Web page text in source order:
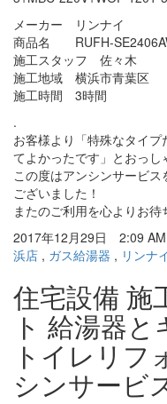
メーカー リンナイ
商品名 RUFH-
施工スタッフ 佐々木
施工地域 横浜市青葉区
施工時間 3時間
.
お客様より「特殊なタイ
てよかったです」とおっし
この度はアンシンサービ
ございました！
またのご利用を心よりお
2017年12月29日 2:09
浜店 , ガス給湯器 , リンナ
住宅設備 施
ト 給湯器と
トイレリフ
シンサービ